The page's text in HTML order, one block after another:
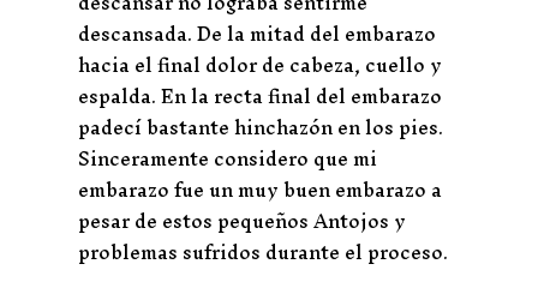
descansada. De la mitad del embarazo
hacia el final dolor de cabeza, cuello y
espalda. En la recta final del embarazo
padecí bastante hinchazón en los pies.
Sinceramente considero que mi
embarazo fue un muy buen embarazo a
pesar de estos pequeños Antojos y
problemas sufridos durante el proceso.